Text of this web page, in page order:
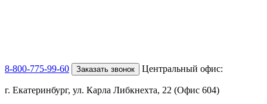
8-800-775-99-60 Заказать звонок Центральный офис:
г. Екатеринбург, ул. Карла Либкнехта, 22 (Офис 604)